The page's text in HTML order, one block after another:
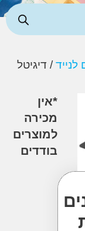
דיגיטל
מכירה